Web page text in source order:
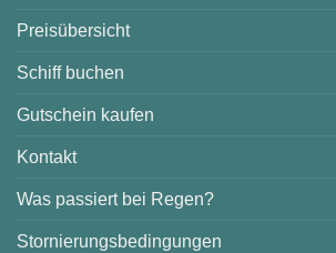
Preisübersicht
Schiff buchen
Gutschein kaufen
Kontakt
Was passiert bei Regen?
Stornierungsbedingungen